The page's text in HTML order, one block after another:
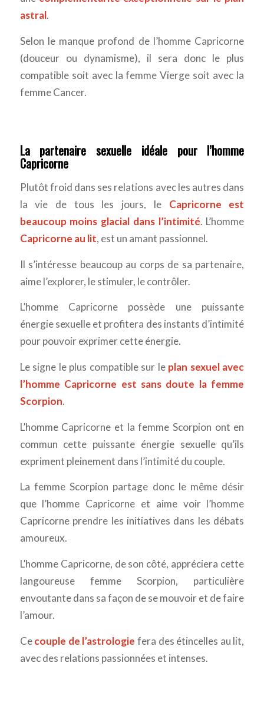
astral.
Selon le manque profond de l’homme Capricorne
(douceur ou dynamisme), il sera donc le plus
compatible soit avec la femme Vierge soit avec la
femme Cancer.
La partenaire sexuelle idéale pour l’homme
Capricorne
Plutôt froid dans ses relations avec les autres dans
la vie de tous les jours, le Capricorne est
beaucoup moins glacial dans l’intimité. L’homme
Capricorne au lit, est un amant passionnel.
Il s’intéresse beaucoup au corps de sa partenaire,
aime l’explorer, le stimuler, le contrôler.
L’homme Capricorne possède une puissante
énergie sexuelle et profitera des instants d’intimité
pour pouvoir exprimer cette énergie.
Le signe le plus compatible sur le plan sexuel avec
l’homme Capricorne est sans doute la femme
Scorpion.
L’homme Capricorne et la femme Scorpion ont en
commun cette puissante énergie sexuelle qu’ils
expriment pleinement dans l’intimité du couple.
La femme Scorpion partage donc le même désir
que l’homme Capricorne et aime voir l’homme
Capricorne prendre les initiatives dans les débats
amoureux.
L’homme Capricorne, de son côté, appréciera cette
langoureuse femme Scorpion, particulière
envoutante dans sa façon de se mouvoir et de faire
l’amour.
Cecouple de l’astrologie fera des étincelles au lit,
avec des relations passionnées et intenses.